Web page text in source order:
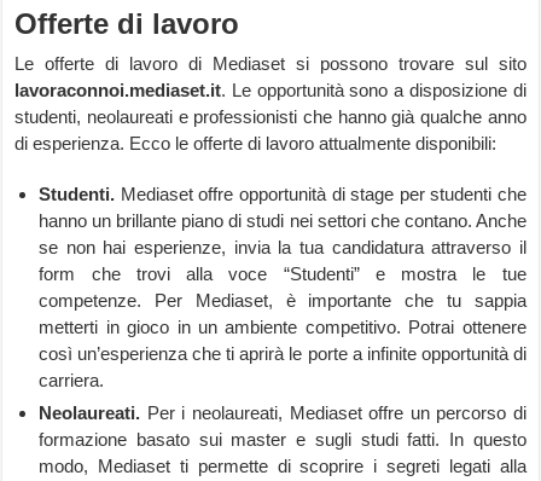
Offerte di lavoro
Le offerte di lavoro di Mediaset si possono trovare sul sito
lavoraconnoi.mediaset.it. Le opportunità sono a disposizione di
studenti, neolaureati e professionisti che hanno già qualche anno
di esperienza. Ecco le offerte di lavoro attualmente disponibili:
Studenti. Mediaset offre opportunità di stage per studenti che
hanno un brillante piano di studi nei settori che contano. Anche
se non hai esperienze, invia la tua candidatura attraverso il
form che trovi alla voce “Studenti” e mostra le tue
competenze. Per Mediaset, è importante che tu sappia
metterti in gioco in un ambiente competitivo. Potrai ottenere
così un’esperienza che ti aprirà le porte a infinite opportunità di
carriera.
Neolaureati. Per i neolaureati, Mediaset offre un percorso di
formazione basato sui master e sugli studi fatti. In questo
modo, Mediaset ti permette di scoprire i segreti legati alla